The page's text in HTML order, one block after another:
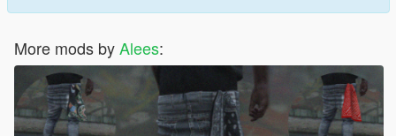
More mods byAlees: